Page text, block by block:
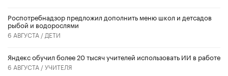
Роспотребнадзор предложил дополнить меню школ и детсадов
рыбой и водорослями
6 АВГУСТА / ДЕТИ
​Яндекс обучил более 20 тысяч учителей использовать ИИ в работе
6 АВГУСТА /УЧИТЕЛЯ